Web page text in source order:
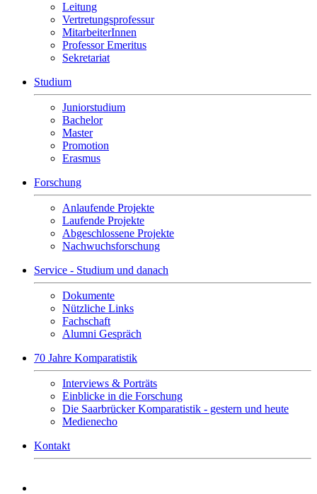
Leitung
Vertretungsprofessur
MitarbeiterInnen
Professor Emeritus
Sekretariat
Studium
Juniorstudium
Bachelor
Master
Promotion
Erasmus
Forschung
Anlaufende Projekte
Laufende Projekte
Abgeschlossene Projekte
Nachwuchsforschung
Service - Studium und danach
Dokumente
Nützliche Links
Fachschaft
Alumni Gespräch
70 Jahre Komparatistik
Interviews & Porträts
Einblicke in die Forschung
Die Saarbrücker Komparatistik - gestern und heute
Medienecho
Kontakt